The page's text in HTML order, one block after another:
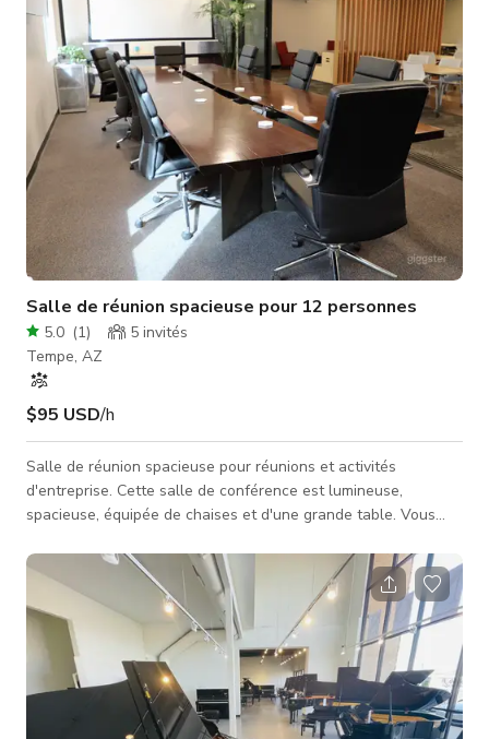
audiovisuelles pour garantir le bon déroulement de vos
présentations. Nous dispos
Salle de réunion spacieuse pour 12 personnes
5.0 (1) 5 invités
Tempe, AZ
$95 USD/h
Salle de réunion spacieuse pour réunions et activités
d'entreprise. Cette salle de conférence est lumineuse,
spacieuse, équipée de chaises et d'une grande table. Vous
personnalisé et la disponibilité. Capacité de 12 personnes